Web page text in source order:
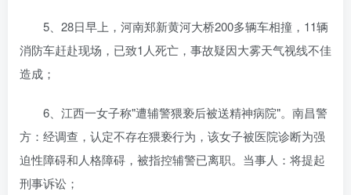
5、28日早上，河南郑新黄河大桥200多辆车相撞，11辆
消防车赶赴现场，已致1人死亡，事故疑因大雾天气视线不佳
造成；
6、江西一女子称"遭辅警猥亵后被送精神病院"。南昌警
方：经调查，认定不存在猥亵行为，该女子被医院诊断为强
迫性障碍和人格障碍，被指控辅警已离职。当事人：将提起
刑事诉讼；